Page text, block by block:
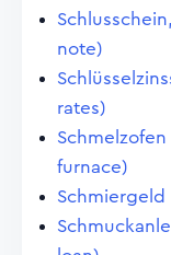
note)
rates)
furnace)